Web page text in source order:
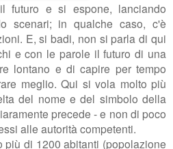
e si espone, lanciando
scenari; in qualche caso, c'è
E, si badi, non si parla di qui
e con le parole il futuro di una
lontano e di capire per tempo
meglio. Qui si vola molto più
del nome e del simbolo della
precede - e non di poco
alle autorità competenti.
più di 1200 abitanti (popolazione